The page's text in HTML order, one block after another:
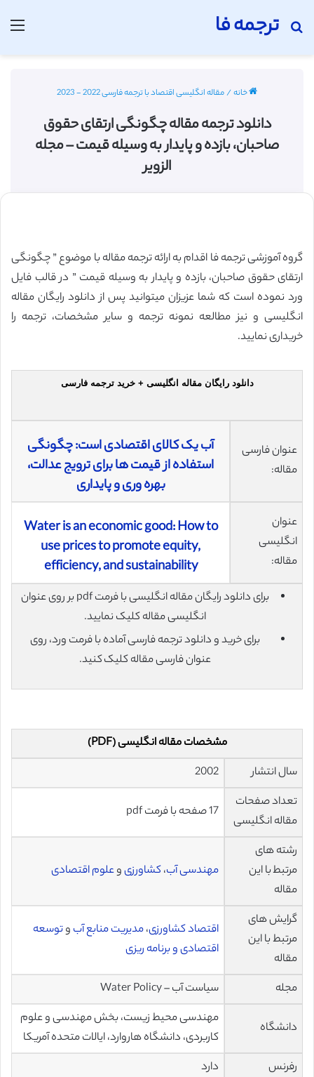
ترجمه فا
جستجو برای
خانه/مقاله انگلیسی اقتصاد با ترجمه فارسی 2022 - 2023
دانلود ترجمه مقاله چگونگی ارتقای حقوق
صاحبان، بازده و پایدار به وسیله قیمت – مجله
الزویر
گروه آموزشی ترجمه فا اقدام به ارائه ترجمه مقاله با موضوع ” چگونگی
ارتقای حقوق صاحبان، بازده و پایدار به وسیله قیمت ” در قالب فایل
ورد نموده است که شما عزیزان میتوانید پس از دانلود رایگان مقاله
انگلیسی و نیز مطالعه نمونه ترجمه و سایر مشخصات، ترجمه را
خریداری نمایید.
دانلود رایگان مقاله انگلیسی + خرید ترجمه فارسی
عنوان فارسی
مقاله:
آب یک کالای اقتصادی است: چگونگی
استفاده از قیمت ها برای ترویج عدالت،
بهره وری و پایداری
عنوان
انگلیسی
مقاله:
Water is an economic good: How to
use prices to promote equity,
efficiency, and sustainability
برای دانلود رایگان مقاله انگلیسی با فرمت pdf بر روی عنوان
انگلیسی مقاله کلیک نمایید.
برای خرید و دانلود ترجمه فارسی آماده با فرمت ورد، روی
عنوان فارسی مقاله کلیک کنید.
مشخصات مقاله انگلیسی (PDF)
سال انتشار
2002
تعداد صفحات
مقاله انگلیسی
17 صفحه با فرمت pdf
رشته های
مرتبط با این
مقاله
مهندسی آب،کشاورزیوعلوم اقتصادی
گرایش های
مرتبط با این
مقاله
اقتصاد کشاورزی،مدیریت منابع آب وتوسعه
اقتصادی و برنامه ریزی
مجله سیاست آب – Water Policy
دانشگاه
مهندسی محیط زیست، بخش مهندسی و علوم
کاربردی، دانشگاه هاروارد، ایالات متحده آمریکا
رفرنس
دارد